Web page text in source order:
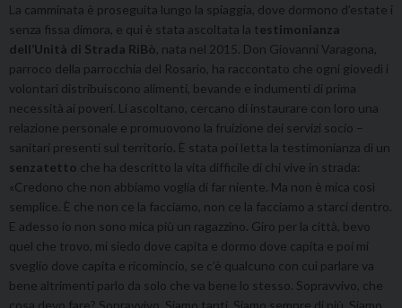
La camminata è proseguita lungo la spiaggia, dove dormono d’estate i
senza fissa dimora, e qui è stata ascoltata la testimonianza
dell’Unità di Strada RiBò , nata nel 2015. Don Giovanni Varagona,
parroco della parrocchia del Rosario, ha raccontato che ogni giovedì i
volontari distribuiscono alimenti, bevande e indumenti di prima
necessità ai poveri. Li ascoltano, cercano di instaurare con loro una
relazione personale e promuovono la fruizione dei servizi socio –
sanitari presenti sul territorio. È stata poi letta la testimonianza di un
senzatetto che ha descritto la vita difficile di chi vive in strada:
«Credono che non abbiamo voglia di far niente. Ma non è mica così
semplice. È che non ce la facciamo, non ce la facciamo a starci dentro.
E adesso io non sono mica più un ragazzino. Giro per la città, bevo
quel che trovo, mi siedo dove capita e dormo dove capita e poi mi
sveglio dove capita e ricomincio, se c’è qualcuno con cui parlare va
bene altrimenti parlo da solo che va bene lo stesso. Sopravvivo, che
cosa devo fare? Sopravvivo. Siamo tanti. Siamo sempre di più. Siamo